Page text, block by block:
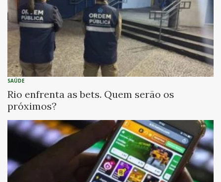
SAÚDE
Rio enfrenta as bets. Quem serão os
próximos?